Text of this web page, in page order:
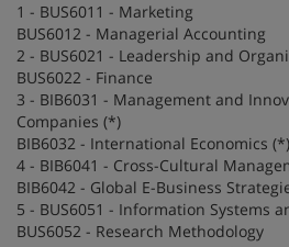
1 - BUS6011 - Marketing
BUS6012 - Managerial Accounting
2 - BUS6021 - Leadership and
BUS6022 - Finance
3 - BIB6031 - Management and
Companies (*)
BIB6032 - International Economics (*)
4 - BIB6041 - Cross-Cultural
BIB6042 - Global E-Business
5 - BUS6051 - Information Systems
BUS6052 - Research Methodology